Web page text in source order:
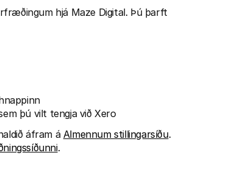
hjá Maze Digital. Þú þarft
þú vilt tengja við Xero
áfram á Almennum stillingarsíðu.
.